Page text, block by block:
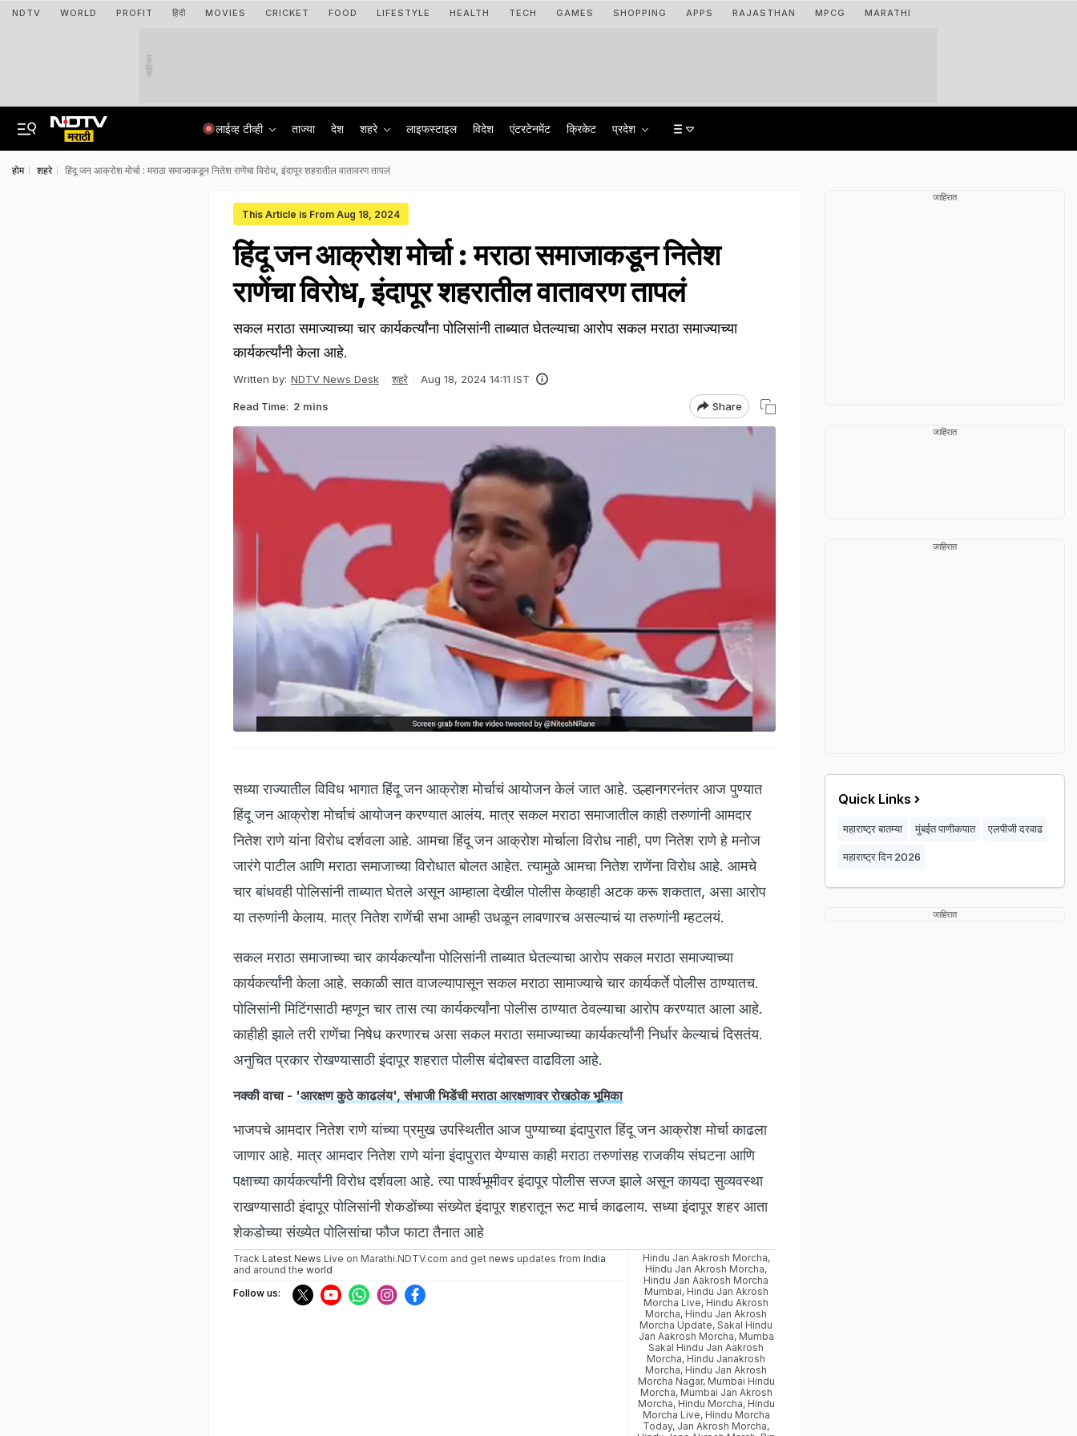
NDTV WORLD PROFIT हिंदी MOVIES CRICKET FOOD LIFESTYLE HEALTH TECH GAMES SHOPPING APPS RAJASTHAN MPCG MARATHI
जाहिरात
लाईव्ह टीव्ही ताज्या देश शहरे लाइफस्टाइल विदेश एंटरटेनमेंट क्रिकेट प्रदेश
होम शहरे हिंदू जन आक्रोश मोर्चा : मराठा समाजाकडून नितेश राणेंचा विरोध, इंदापूर शहरातील वातावरण तापलं
This Article is From Aug 18, 2024
हिंदू जन आक्रोश मोर्चा : मराठा समाजाकडून नितेश
राणेंचा विरोध, इंदापूर शहरातील वातावरण तापलं
सकल मराठा समाज्याच्या चार कार्यकर्त्यांना पोलिसांनी ताब्यात घेतल्याचा आरोप सकल मराठा समाज्याच्या
कार्यकर्त्यांनी केला आहे.
Written by: NDTV News Desk शहरे Aug 18, 2024 14:11 IST
Read Time: 2 mins Share
सध्या राज्यातील विविध भागात हिंदू जन आक्रोश मोर्चाचं आयोजन केलं जात आहे. उल्हानगरनंतर आज पुण्यात
हिंदू जन आक्रोश मोर्चाचं आयोजन करण्यात आलंय. मात्र सकल मराठा समाजातील काही तरुणांनी आमदार
नितेश राणे यांना विरोध दर्शवला आहे. आमचा हिंदू जन आक्रोश मोर्चाला विरोध नाही, पण नितेश राणे हे मनोज
जारंगे पाटील आणि मराठा समाजाच्या विरोधात बोलत आहेत. त्यामुळे आमचा नितेश राणेंना विरोध आहे. आमचे
चार बांधवही पोलिसांनी ताब्यात घेतले असून आम्हाला देखील पोलीस केव्हाही अटक करू शकतात, असा आरोप
या तरुणांनी केलाय. मात्र नितेश राणेंची सभा आम्ही उधळून लावणारच असल्याचं या तरुणांनी म्हटलयं.
सकल मराठा समाजाच्या चार कार्यकर्त्यांना पोलिसांनी ताब्यात घेतल्याचा आरोप सकल मराठा समाज्याच्या
कार्यकर्त्यांनी केला आहे. सकाळी सात वाजल्यापासून सकल मराठा सामाज्याचे चार कार्यकर्ते पोलीस ठाण्यातच.
पोलिसांनी मिटिंगसाठी म्हणून चार तास त्या कार्यकर्त्यांना पोलीस ठाण्यात ठेवल्याचा आरोप करण्यात आला आहे.
काहीही झाले तरी राणेंचा निषेध करणारच असा सकल मराठा समाज्याच्या कार्यकर्त्यांनी निर्धार केल्याचं दिसतंय.
अनुचित प्रकार रोखण्यासाठी इंदापूर शहरात पोलीस बंदोबस्त वाढविला आहे.
नक्की वाचा - 'आरक्षण कुठे काढलंय', संभाजी भिडेंची मराठा आरक्षणावर रोखठोक भूमिका
भाजपचे आमदार नितेश राणे यांच्या प्रमुख उपस्थितीत आज पुण्याच्या इंदापुरात हिंदू जन आक्रोश मोर्चा काढला
जाणार आहे. मात्र आमदार नितेश राणे यांना इंदापुरात येण्यास काही मराठा तरुणांसह राजकीय संघटना आणि
पक्षाच्या कार्यकर्त्यांनी विरोध दर्शवला आहे. त्या पार्श्वभूमीवर इंदापूर पोलीस सज्ज झाले असून कायदा सुव्यवस्था
राखण्यासाठी इंदापूर पोलिसांनी शेकडोंच्या संख्येत इंदापूर शहरातून रूट मार्च काढलाय. सध्या इंदापूर शहर आता
शेकडोच्या संख्येत पोलिसांचा फौज फाटा तैनात आहे
Track Latest News Live on Marathi.NDTV.com and get news updates from India
and around the world
Follow us:
Hindu Jan Aakrosh Morcha,
Hindu Jan Akrosh Morcha,
Hindu Jan Aakrosh Morcha
Mumbai, Hindu Jan Akrosh
Morcha Live, Hindu Akrosh
Morcha, Hindu Jan Akrosh
Morcha Update,Sakal Hindu
Jan Aakrosh Morcha, Mumba
Sakal Hindu Jan Aakrosh
Morcha, Hindu Janakrosh
Morcha, Hindu Jan Akrosh
Morcha Nagar, Mumbai Hindu
Morcha, Mumbai Jan Akrosh
Morcha, Hindu Morcha, Hindu
Morcha Live, Hindu Morcha
Today, Jan Akrosh Morcha,
जाहिरात
जाहिरात
जाहिरात
Quick Links
महाराष्ट्र बातम्या मुंबईत पाणीकपात एलपीजी दरवाढ
महाराष्ट्र दिन 2026
जाहिरात